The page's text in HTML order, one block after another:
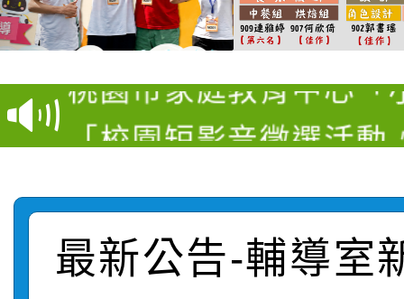
學年度第1學期第7次代
結果(第11招)
【甄選結果(第3招)】
學年度第1學期第9次代
結果(第3招)
桃園市家庭教育中心「
程資訊」、「暑期親子
絕-親子共學同樂會」
站幸福系列講座及成長
「校園短影音徵選活動
踴躍報名參加
115學年度新生補報到
結果
【甄選結果(第10招)】
最新公告-輔導室